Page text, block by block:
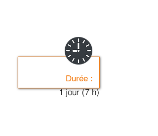
Durée :
1 jour (7 h)